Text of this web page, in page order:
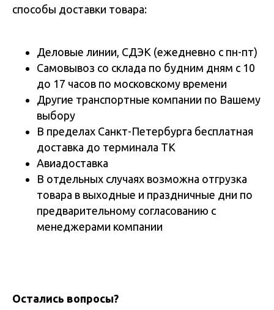
способы доставки товара:
Деловые линии, СДЭК (ежедневно с пн-пт)
Самовывоз со склада по будним дням с 10
до 17 часов по московскому времени
Другие транспортные компании по Вашему
выбору
В пределах Санкт-Петербурга бесплатная
доставка до терминала ТК
Авиадоставка
В отдельных случаях возможна отгрузка
товара в выходные и праздничные дни по
предварительному согласованию с
менеджерами компании
Остались вопросы?